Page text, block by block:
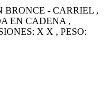
BRONCE - CARRIEL ,
EN CADENA ,
X X , PESO: